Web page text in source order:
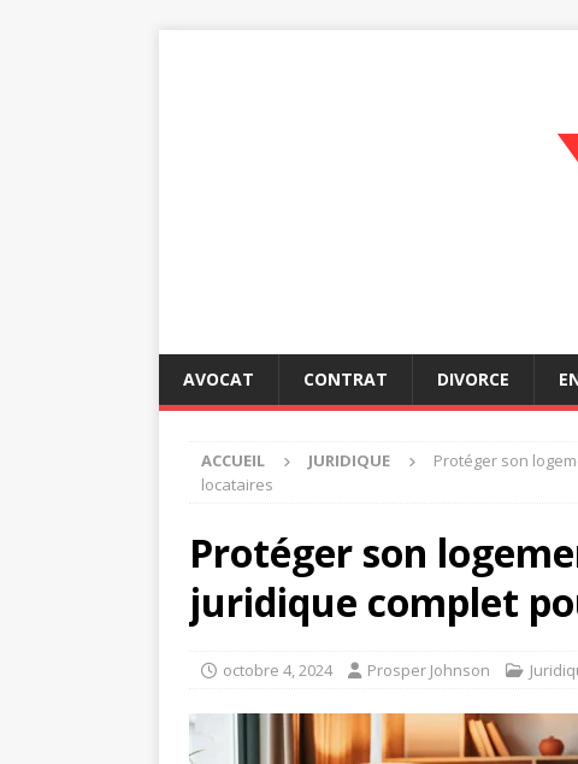
AVOCAT CONTRAT DIVORCE
ACCUEIL JURIDIQUE
Protéger son
locataires
Protéger son
juridique complet
octobre 4, 2024 Prosper Johnson